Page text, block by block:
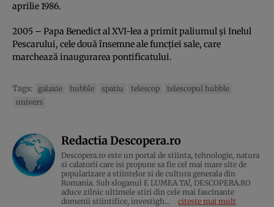
aprilie 1986.
2005 – Papa Benedict al XVI-lea a primit paliumul şi Inelul
Pescarului, cele două însemne ale funcţiei sale, care
marchează inaugurarea pontificatului.
Tags: galaxie hubble spatiu telescop
telescopul hubble
univers
Redactia Descopera.ro
Descopera.ro este un portal de stiinta, tehnologie, natura
si calatorii care isi propune sa fie cel mai mare site de
popularizare a stiintelor si de cultura generala din
Romania. Sub sloganul E LUMEA TA!, DESCOPERA.RO
aduce zilnic ultimele stiri din cele mai fascinante
domenii stiintifice, investigh...
citește mai mult